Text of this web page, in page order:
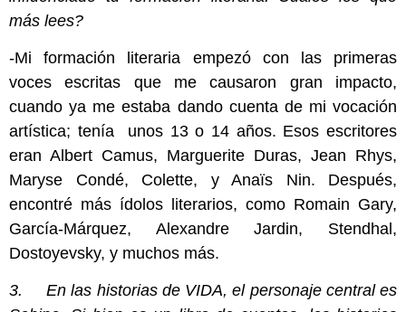
más lees?
-Mi formación literaria empezó con las primeras
voces escritas que me causaron gran impacto,
cuando ya me estaba dando cuenta de mi vocación
artística; tenía unos 13 o 14 años. Esos escritores
eran Albert Camus, Marguerite Duras, Jean Rhys,
Maryse Condé, Colette, y Anaïs Nin. Después,
encontré más ídolos literarios, como Romain Gary,
García-Márquez, Alexandre Jardin, Stendhal,
Dostoyevsky, y muchos más.
3. En las historias de VIDA, el personaje central es